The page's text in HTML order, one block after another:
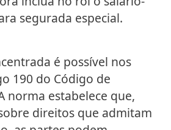
segurada especial.
é possível nos
190 do Código de
norma estabelece que,
direitos que admitam